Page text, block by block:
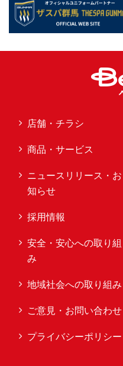
店舗・チラシ
商品・サービス
ニュースリリース・お
知らせ
採用情報
安全・安心への取り組
み
地域社会への取り組み
ご意見・お問い合わせ
プライバシーポリシー